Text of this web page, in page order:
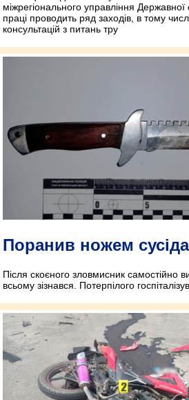
міжрегіонального управління
праці проводить ряд заходів, в тому
консультацій з питань тру
Поранив ножем сусіда
Після скоєного зловмисник самостійно
всьому зізнався. Потерпілого